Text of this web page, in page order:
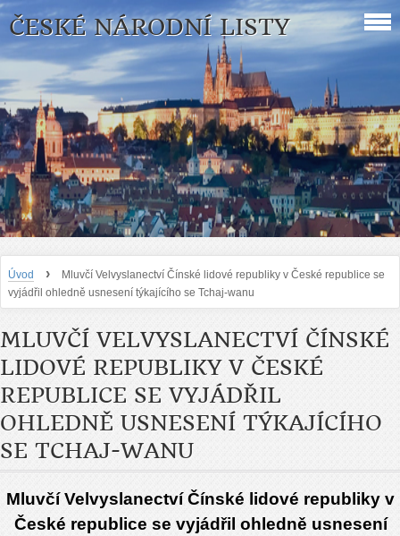
ČESKÉ NÁRODNÍ LISTY
Úvod ›
Mluvčí Velvyslanectví Čínské lidové republiky v České republice se
vyjádřil ohledně usnesení týkajícího se Tchaj-wanu
MLUVČÍ VELVYSLANECTVÍ ČÍNSKÉ
LIDOVÉ REPUBLIKY V ČESKÉ
REPUBLICE SE VYJÁDŘIL
OHLEDNĚ USNESENÍ TÝKAJÍCÍHO
SE TCHAJ-WANU
Mluvčí Velvyslanectví Čínské lidové republiky v
České republice se vyjádřil ohledně usnesení